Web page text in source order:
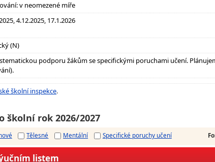
v neomezené míře
4.12.2025, 17.1.2026
(N)
podporu žákům se specifickými poruchami učení.
školní inspekce.
školní rok 2026/2027
Tělesné Mentální Specifické poruchy učení
listem